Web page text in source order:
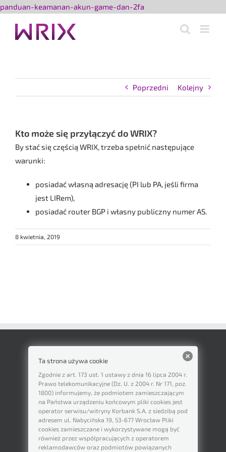
panduan-keamanan-akun-game-dan-2faPrzejdź
zawartości
Poprzedni Kolejny
Kto może się przyłączyć do WRIX?
By stać się częścią WRIX, trzeba spełnić następujące
warunki:
posiadać własną adresację (PI lub PA, jeśli firma
jest LIRem),
posiadać router BGP i własny publiczny numer AS.
8 kwietnia, 2019
Ta strona używa cookie
Zgodnie z art. 173 ust. 1 ustawy z dnia 16 lipca 2004 r.
Prawo telekomunikacyjne (Dz. U. z 2004 r. Nr 171, poz.
1800) informujemy, że podmiotem zamieszczającym
na Państwa urządzeniu końcowym pliki cookies jest
operator serwisu/witryny Korbank S.A. z siedzibą pod
adresem ul. Nabycińska 19, 53-677 Wrocław Pliki
cookies zamieszczane i wykorzystywane mogą być
również przez współpracujących z operatorem
reklamodawców oraz podmiotów powiązanych